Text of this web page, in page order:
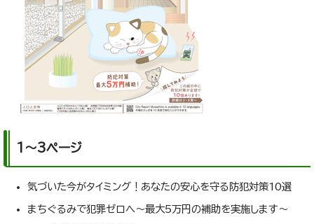
1～3ページ
気づいた今がタイミング！あなたの安心を守る防犯対策10選
まちぐるみで犯罪ゼロへ～最大5万円の補助を実施します～